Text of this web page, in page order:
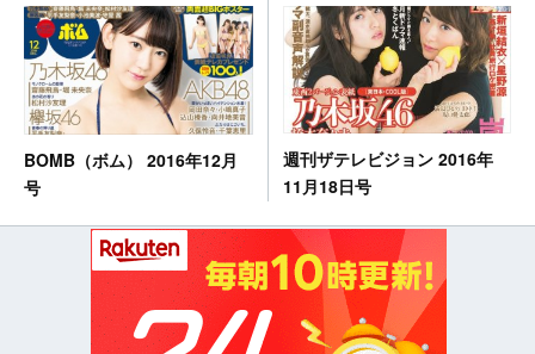
BOMB（ボム） 2016年12月
号
週刊ザテレビジョン 2016年
11月18日号